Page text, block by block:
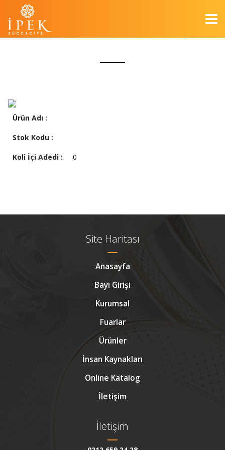
Ürün Adı :
Stok Kodu :
Koli İçi Adedi : 0
Site Haritası
Anasayfa
Bayi Girişi
Kurumsal
Fuarlar
Ürünler
İnsan Kaynakları
Online Katalog
İletişim
İletişim